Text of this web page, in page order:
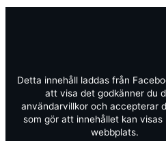
Detta innehåll laddas från
att visa det godkänner du
användarvillkor och accepterar
som gör att innehållet kan visas
webbplats.